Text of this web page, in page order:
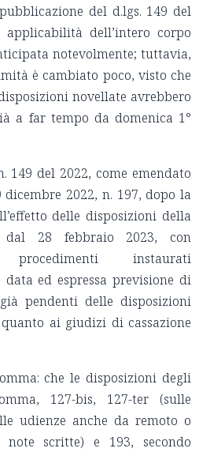
del d.lgs. 149 del
dell’intero corpo
notevolmente; tuttavia,
è cambiato poco, visto che
novellate avrebbero
a far tempo da domenica 1°
149 del 2022, come emendato
dicembre 2022, n. 197, dopo la
delle disposizioni della
dal 28 febbraio 2023, con
instaurati
data ed espressa previsione di
pendenti delle disposizioni
ai giudizi di cassazione
che le disposizioni degli
127-bis, 127-ter (sulle
udienze anche da remoto o
scritte) e 193, secondo